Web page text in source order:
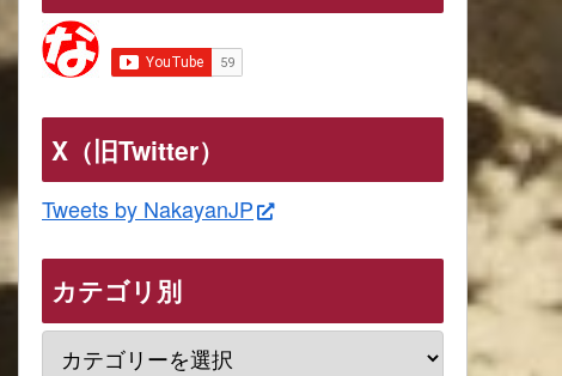
X（旧Twitter）
Tweets by NakayanJP
カテゴリ別